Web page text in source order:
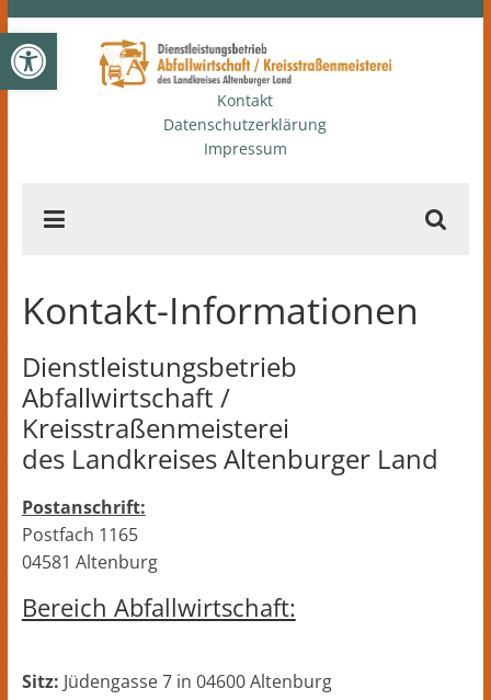
Werkzeugleiste öffnen
Zum
Inhalt
springen
Abfallwirtschaft
Altenburg
Kontakt
Datenschutzerklärung
Impressum
Kontakt-Informationen
Dienstleistungsbetrieb
Abfallwirtschaft /
Kreisstraßenmeisterei
des Landkreises Altenburger Land
Postanschrift:
Postfach 1165
04581 Altenburg
Bereich Abfallwirtschaft:
Sitz: Jüdengasse 7 in 04600 Altenburg